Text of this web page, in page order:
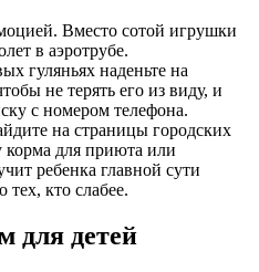
Вместо сотой игрушки
в аэротрубе.
гуляньях наденьте на
не терять его из виду, и
с номером телефона.
на страницы городских
корма для приюта или
ребенка главной сути
кто слабее.
для детей